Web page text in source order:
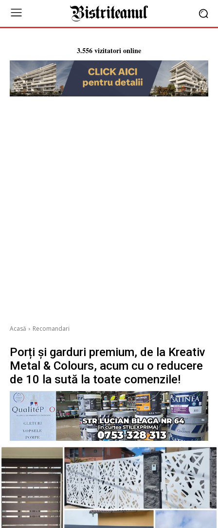
3.556 vizitatori online
Acasă Recomandari
Porți și garduri premium, de la Kreativ
Metal & Colours, acum cu o reducere
de 10 la sută la toate comenzile!